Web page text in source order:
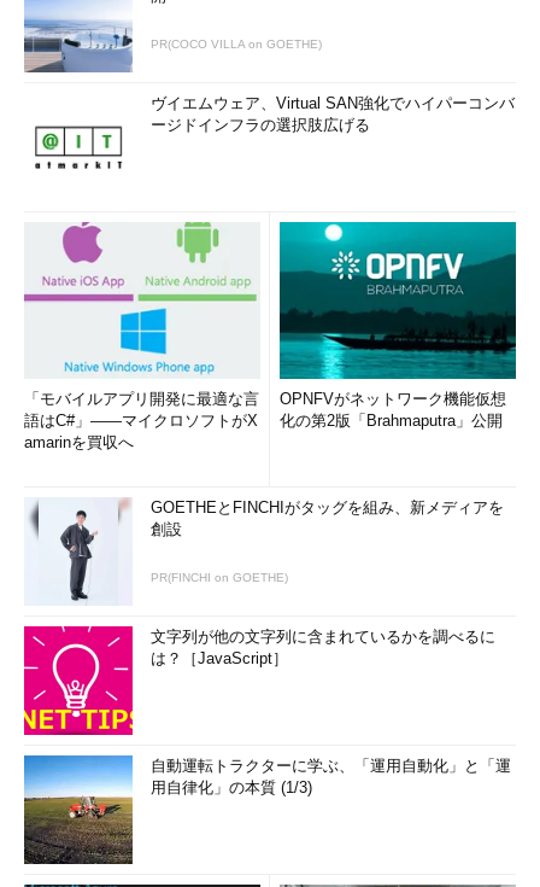
PR(COCO VILLA on GOETHE)
ヴイエムウェア、Virtual SAN強化でハイパーコンバ
ージドインフラの選択肢広げる
「モバイルアプリ開発に最適な言
語はC#」――マイクロソフトがX
amarinを買収へ
OPNFVがネットワーク機能仮想
化の第2版「Brahmaputra」公開
GOETHEとFINCHIがタッグを組み、新メディアを
創設
PR(FINCHI on GOETHE)
文字列が他の文字列に含まれているかを調べるに
は？［JavaScript］
自動運転トラクターに学ぶ、「運用自動化」と「運
用自律化」の本質 (1/3)